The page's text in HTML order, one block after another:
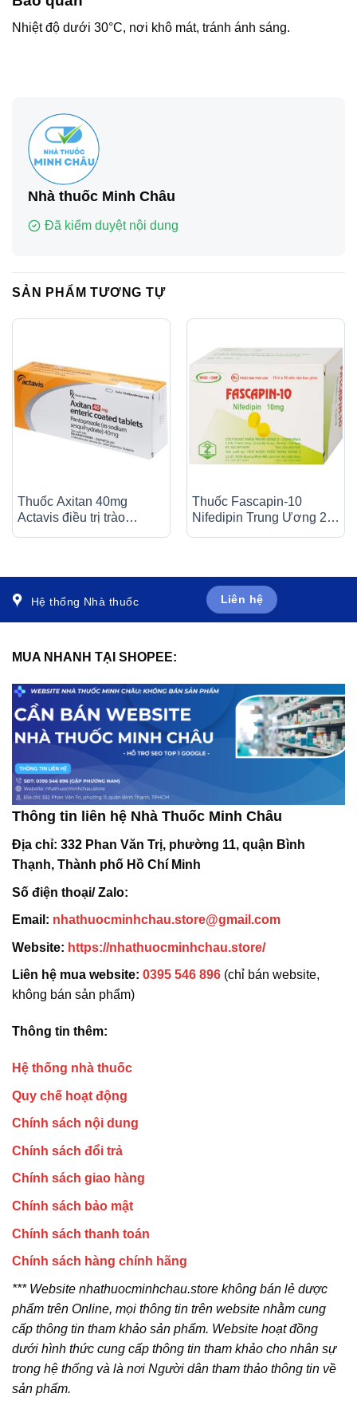
Nhiệt độ dưới 30°C, nơi khô mát, tránh ánh sáng.
Nhà thuốc Minh Châu
Đã kiểm duyệt nội dung
SẢN PHẨM TƯƠNG TỰ
Thuốc Axitan 40mg
Actavis điều trị trào
Thuốc Fascapin-10
Nifedipin Trung Ương 2
Hệ thống Nhà thuốc Liên hệ
MUA NHANH TẠI SHOPEE:
Thông tin liên hệ Nhà Thuốc Minh Châu
Địa chỉ: 332 Phan Văn Trị, phường 11, quận Bình
Thạnh, Thành phố Hồ Chí Minh
Số điện thoại/ Zalo:
Email: nhathuocminhchau.store@gmail.com
Website: https://nhathuocminhchau.store/
Liên hệ mua website: 0395 546 896 (chỉ bán website,
không bán sản phẩm)
Thông tin thêm:
Hệ thống nhà thuốc
Quy chế hoạt động
Chính sách nội dung
Chính sách đổi trả
Chính sách giao hàng
Chính sách bảo mật
Chính sách thanh toán
Chính sách hàng chính hãng
*** Website nhathuocminhchau.store không bán lẻ dược
phẩm trên Online, mọi thông tin trên website nhằm cung
cấp thông tin tham khảo sản phẩm. Website hoạt đồng
dưới hình thức cung cấp thông tin tham khảo cho nhân sự
trong hệ thống và là nơi Người dân tham thảo thông tin về
sản phẩm.